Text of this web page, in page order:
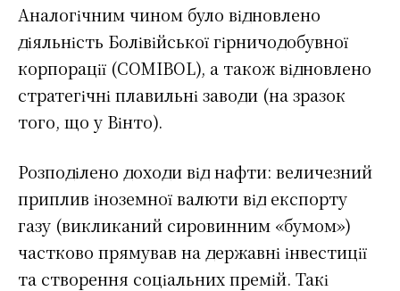
Аналогічним чином було відновлено
діяльність Болівійської гірничодобувної
корпорації (COMIBOL), а також відновлено
стратегічні плавильні заводи (на зразок
того, що у Вінто).
Розподілено доходи від нафти: величезний
приплив іноземної валюти від експорту
газу (викликаний сировинним «бумом»)
частково прямував на державні інвестиції
та створення соціальних премій. Такі